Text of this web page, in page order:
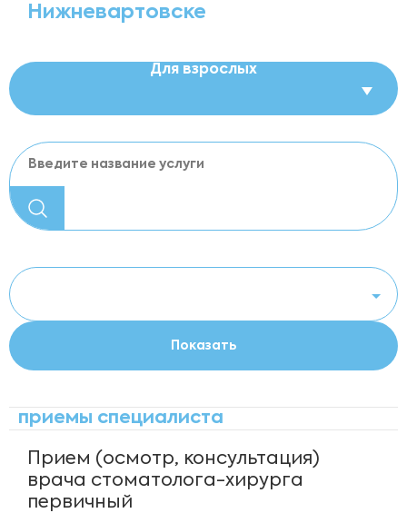
Нижневартовске
Для взрослых
приемы специалиста
Прием (осмотр, консультация)
врача стоматолога-хирурга
первичный